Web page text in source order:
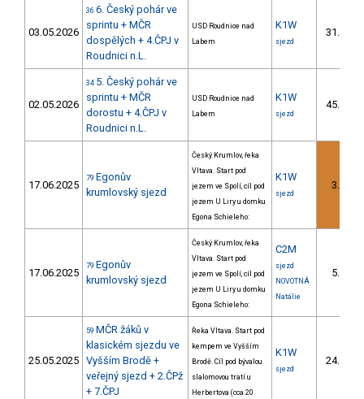
03.05.2026
36 6. Český pohár ve
sprintu + MČR
dospělých + 4.ČPJ v
Roudnici n.L.
USD Roudnice nad
Labem
K1W
sjezd
31.
02.05.2026
34 5. Český pohár ve
sprintu + MČR
dorostu + 4.ČPJ v
Roudnici n.L.
USD Roudnice nad
Labem
K1W
sjezd
45.
17.06.2025
79 Egonův
krumlovský sjezd
Český Krumlov, řeka
Vltava. Start pod
jezem ve Spolí, cíl pod
jezem U Liry u domku
Egona Schieleho:
K1W
sjezd
3.
17.06.2025
79 Egonův
krumlovský sjezd
Český Krumlov, řeka
Vltava. Start pod
jezem ve Spolí, cíl pod
jezem U Liry u domku
Egona Schieleho:
C2M
sjezd
NOVOTNÁ
Natálie
5.
25.05.2025
59 MČR žáků v
klasickém sjezdu ve
Vyšším Brodě +
veřejný sjezd + 2.ČPž
+ 7.ČPJ
Řeka Vltava. Start pod
kempem ve Vyšším
Brodě. Cíl pod bývalou
slalomovou tratí u
Herbertova (cca 20
K1W
sjezd
24.